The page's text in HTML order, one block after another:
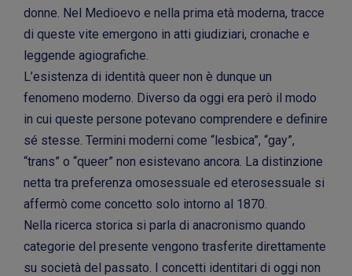
donne. Nel Medioevo e nella prima età moderna, tracce
di queste vite emergono in atti giudiziari, cronache e
leggende agiografiche.
L’esistenza di identità queer non è dunque un
fenomeno moderno. Diverso da oggi era però il modo
in cui queste persone potevano comprendere e definire
sé stesse. Termini moderni come “lesbica”, “gay”,
“trans” o “queer” non esistevano ancora. La distinzione
netta tra preferenza omosessuale ed eterosessuale si
affermò come concetto solo intorno al 1870.
Nella ricerca storica si parla di anacronismo quando
categorie del presente vengono trasferite direttamente
su società del passato. I concetti identitari di oggi non